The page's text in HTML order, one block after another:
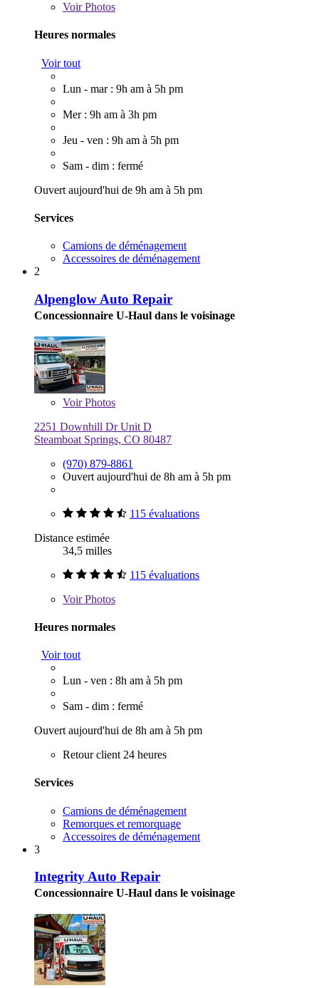
VoirPhotos
Heures normales
Voir tout
Lun - mar : 9h am à 5h pm
Mer : 9h am à 3h pm
Jeu - ven : 9h am à 5h pm
Sam - dim : fermé
Ouvert aujourd'hui de 9h am à 5h pm
Services
Camions de déménagement
Accessoires de déménagement
2
Alpenglow Auto Repair
Concessionnaire U-Haul dans le voisinage
VoirPhotos
2251 Downhill Dr Unit D
Steamboat Springs, CO 80487
(970) 879-8861
Ouvert aujourd'hui de 8h am à 5h pm
115 évaluations
Distance estimée
34,5 milles
115 évaluations
VoirPhotos
Heures normales
Voir tout
Lun - ven : 8h am à 5h pm
Sam - dim : fermé
Ouvert aujourd'hui de 8h am à 5h pm
Retour client 24 heures
Services
Camions de déménagement
Remorques et remorquage
Accessoires de déménagement
3
Integrity Auto Repair
Concessionnaire U-Haul dans le voisinage